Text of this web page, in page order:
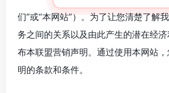
们”或“本网站”）。为了让您清楚了解
务之间的关系以及由此产生的潜在经
布本联盟营销声明。通过使用本网站
明的条款和条件。